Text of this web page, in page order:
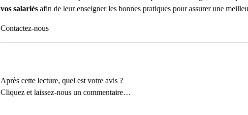
vos salariés afin de leur enseigner les bonnes pratiques pour assurer une
Contactez-nous
Après cette lecture, quel est votre avis ?
Cliquez et laissez-nous un commentaire…